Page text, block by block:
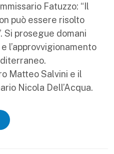
Fatuzzo: “Il
può essere risolto
Si prosegue domani
l’approvvigionamento
Matteo Salvini e il
Nicola Dell’Acqua.